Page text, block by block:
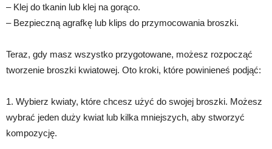
– Klej do tkanin lub klej na gorąco.
– Bezpieczną agrafkę lub klips do przymocowania broszki.
Teraz, gdy masz wszystko przygotowane, możesz rozpocząć
tworzenie broszki kwiatowej. Oto kroki, które powinieneś podjąć:
1. Wybierz kwiaty, które chcesz użyć do swojej broszki. Możesz
wybrać jeden duży kwiat lub kilka mniejszych, aby stworzyć
kompozycję.